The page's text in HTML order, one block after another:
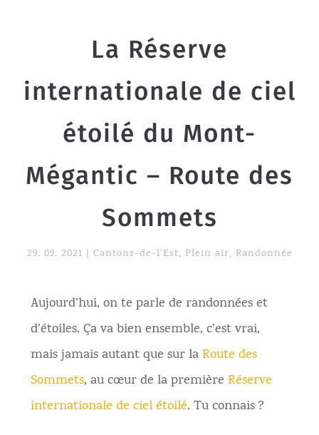
La Réserve
internationale de ciel
étoilé du Mont-
Mégantic – Route des
Sommets
29. 09. 2021 Cantons-de-l'Est, Plein air, Randonnée
Aujourd’hui, on te parle de randonnées et
d’étoiles. Ça va bien ensemble, c’est vrai,
mais jamais autant que sur laRoute des
Sommets, au cœur de la première Réserve
internationale de ciel étoilé. Tu connais ?